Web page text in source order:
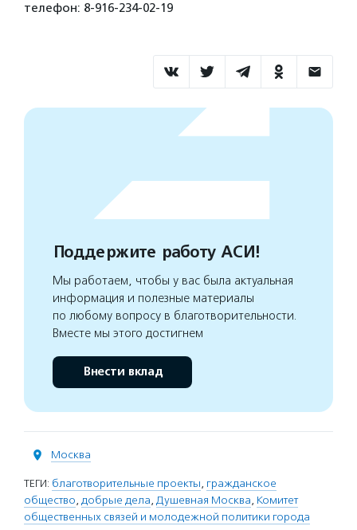
телефон: 8-916-234-02-19
Поддержите работу АСИ!
Мы работаем, чтобы у вас была актуальная
информация и полезные материалы
по любому вопросу в благотворительности.
Вместе мы этого достигнем
Внести вклад
Москва
ТЕГИ: благотворительные проекты, гражданское
общество, добрые дела, Душевная Москва, Комитет
общественных связей и молодежной политики города